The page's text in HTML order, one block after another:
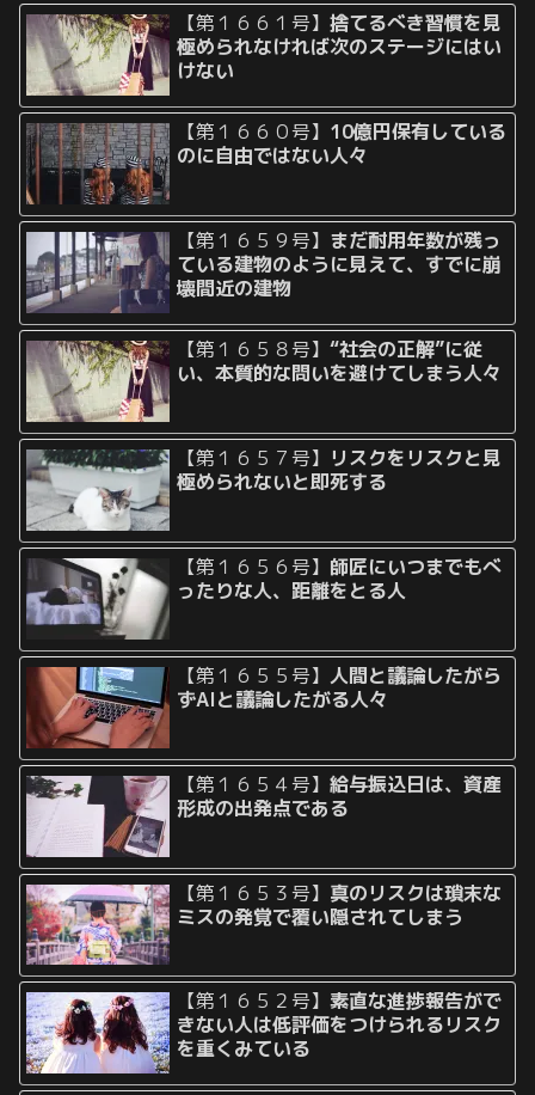
【第１６６１号】捨てるべき習慣を見
極められなければ次のステージにはい
けない
【第１６６０号】 10億円保有している
のに自由ではない人々
【第１６５９号】 まだ耐用年数が残っ
ている建物のように見えて、すでに崩
壊間近の建物
【第１６５８号】“社会の正解”に従
い、本質的な問いを避けてしまう人々
【第１６５７号】 リスクをリスクと見
極められないと即死する
【第１６５６号】 師匠にいつまでもべ
ったりな人、距離をとる人
【第１６５５号】人間と議論したがら
ずAIと議論したがる人々
【第１６５４号】給与振込日は、資産
形成の出発点である
【第１６５３号】 真のリスクは瑣末な
ミスの発覚で覆い隠されてしまう
【第１６５２号】素直な進捗報告がで
きない人は低評価をつけられるリスク
を重くみている